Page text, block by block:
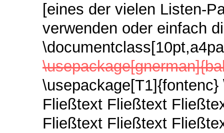
[eines der vielen Listen-
verwenden oder einfach
Fließtext Fließtext
Fließtext Fließtext